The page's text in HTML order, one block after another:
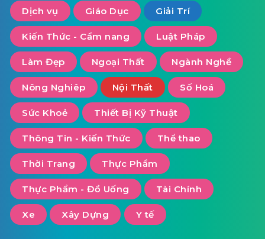
Dịch vụ Giáo Dục Giải Trí
Kiến Thức - Cẩm nang Luật Pháp
Làm Đẹp Ngoại Thất Ngành Nghề
Nông Nghiêp Nội Thất Số Hoá
Sức Khoẻ Thiết Bị Kỹ Thuật
Thông Tin - Kiến Thức Thể thao
Thời Trang Thực Phẩm
Thực Phẩm - Đồ Uống Tài Chính
Xe Xây Dựng Y tế